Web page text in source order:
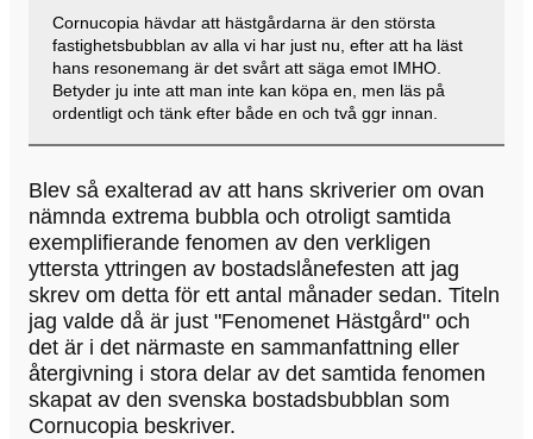
Cornucopia hävdar att hästgårdarna är den största
fastighetsbubblan av alla vi har just nu, efter att ha läst
hans resonemang är det svårt att säga emot IMHO.
Betyder ju inte att man inte kan köpa en, men läs på
ordentligt och tänk efter både en och två ggr innan.
Blev så exalterad av att hans skriverier om ovan
nämnda extrema bubbla och otroligt samtida
exemplifierande fenomen av den verkligen
yttersta yttringen av bostadslånefesten att jag
skrev om detta för ett antal månader sedan. Titeln
jag valde då är just "Fenomenet Hästgård" och
det är i det närmaste en sammanfattning eller
återgivning i stora delar av det samtida fenomen
skapat av den svenska bostadsbubblan som
Cornucopia beskriver.